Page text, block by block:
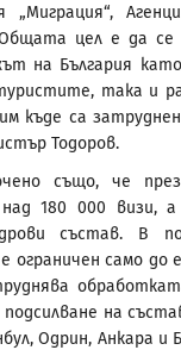
цел е да се
на България
така и
къде са
Тодоров.
също, че
180 000 визи, а
състав. В
ограничен само до
на
Одрин, Анкара и